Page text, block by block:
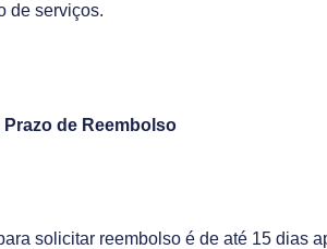
de serviços.
Prazo de Reembolso
solicitar reembolso é de até 15 dias